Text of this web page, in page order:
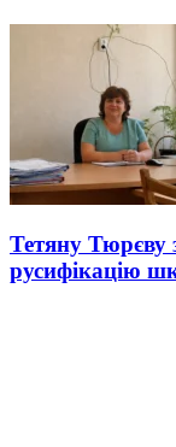
Тетяну Тюрєву
русифікацію